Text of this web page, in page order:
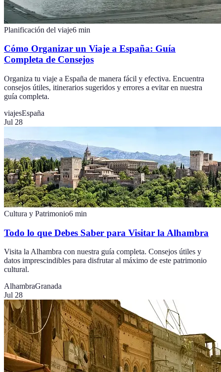
Planificación del viaje6 min
Cómo Organizar un Viaje a España: Guía
Completa de Consejos
Organiza tu viaje a España de manera fácil y efectiva. Encuentra
consejos útiles, itinerarios sugeridos y errores a evitar en nuestra
guía completa.
viajesEspaña
Jul 28
Cultura y Patrimonio6 min
Todo lo que Debes Saber para Visitar la Alhambra
Visita la Alhambra con nuestra guía completa. Consejos útiles y
datos imprescindibles para disfrutar al máximo de este patrimonio
cultural.
AlhambraGranada
Jul 28